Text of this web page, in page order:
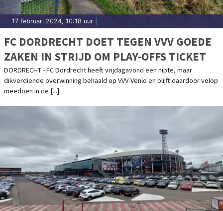
17 februari 2024, 10:18 uur
FC DORDRECHT DOET TEGEN VVV GOEDE
ZAKEN IN STRIJD OM PLAY-OFFS TICKET
DORDRECHT - FC Dordrecht heeft vrijdagavond een nipte, maar
dikverdiende overwinning behaald op VVV-Venlo en blijft daardoor volop
meedoen in de [...]